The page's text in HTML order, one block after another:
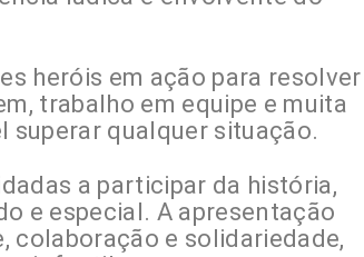
heróis em ação para resolver
trabalho em equipe e muita
superar qualquer situação.
a participar da história,
e especial. A apresentação
colaboração e solidariedade,